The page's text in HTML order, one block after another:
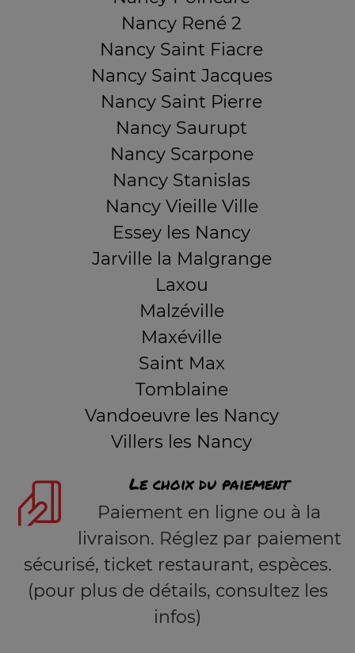
Nancy René 2
Nancy Saint Fiacre
Nancy Saint Jacques
Nancy Saint Pierre
Nancy Saurupt
Nancy Scarpone
Nancy Stanislas
Nancy Vieille Ville
Essey les Nancy
Jarville la Malgrange
Laxou
Malzéville
Maxéville
Saint Max
Tomblaine
Vandoeuvre les Nancy
Villers les Nancy
Le choix du paiement
Paiement en ligne ou à la
livraison. Réglez par paiement
sécurisé, ticket restaurant, espèces.
(pour plus de détails, consultez les
infos)